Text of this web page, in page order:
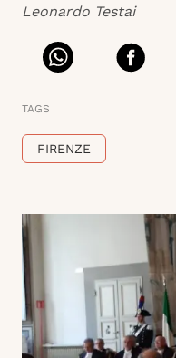
Leonardo Testai
TAGS
FIRENZE